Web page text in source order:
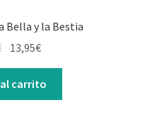
Bella y la Bestia
13,95€
carrito